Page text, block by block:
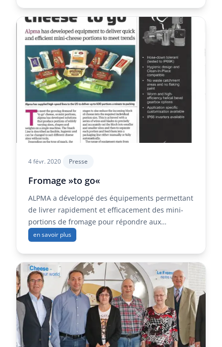
4 févr. 2020 Presse
Fromage »to go«
ALPMA a développé des équipements permettant
de livrer rapidement et efficacement des mini-
portions de fromage pour répondre aux
tendances
en savoir plus